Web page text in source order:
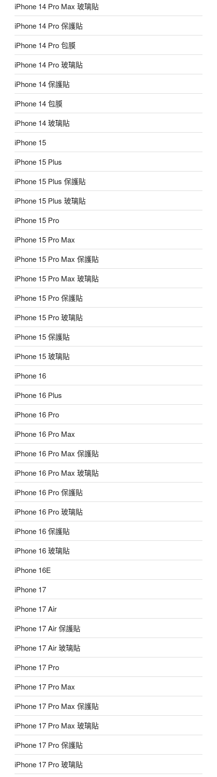
iPhone 14 Pro Max 玻璃貼
iPhone 14 Pro 保護貼
iPhone 14 Pro 包膜
iPhone 14 Pro 玻璃貼
iPhone 14 保護貼
iPhone 14 包膜
iPhone 14 玻璃貼
iPhone 15
iPhone 15 Plus
iPhone 15 Plus 保護貼
iPhone 15 Plus 玻璃貼
iPhone 15 Pro
iPhone 15 Pro Max
iPhone 15 Pro Max 保護貼
iPhone 15 Pro Max 玻璃貼
iPhone 15 Pro 保護貼
iPhone 15 Pro 玻璃貼
iPhone 15 保護貼
iPhone 15 玻璃貼
iPhone 16
iPhone 16 Plus
iPhone 16 Pro
iPhone 16 Pro Max
iPhone 16 Pro Max 保護貼
iPhone 16 Pro Max 玻璃貼
iPhone 16 Pro 保護貼
iPhone 16 Pro 玻璃貼
iPhone 16 保護貼
iPhone 16 玻璃貼
iPhone 16E
iPhone 17
iPhone 17 Air
iPhone 17 Air 保護貼
iPhone 17 Air 玻璃貼
iPhone 17 Pro
iPhone 17 Pro Max
iPhone 17 Pro Max 保護貼
iPhone 17 Pro Max 玻璃貼
iPhone 17 Pro 保護貼
iPhone 17 Pro 玻璃貼